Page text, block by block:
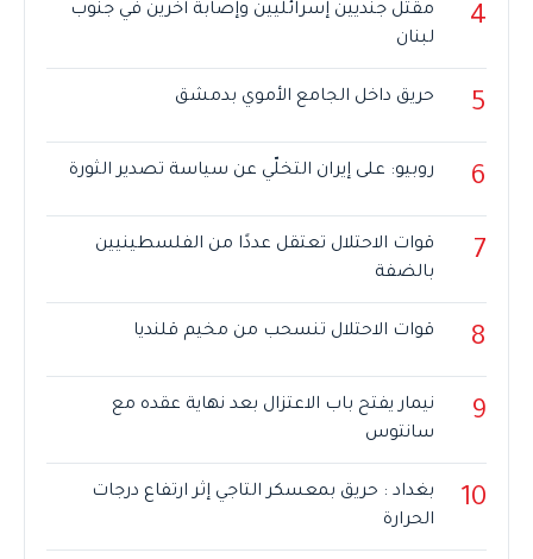
4
مقتل جنديين إسرائليين وإصابة آخرين في جنوب
لبنان
5 حريق داخل الجامع الأموي بدمشق
6 روبيو: على إيران التخلّي عن سياسة تصدير الثورة
7
قوات الاحتلال تعتقل عددًا من الفلسطينيين
بالضفة
8 قوات الاحتلال تنسحب من مخيم قلنديا
9
نيمار يفتح باب الاعتزال بعد نهاية عقده مع
سانتوس
10
بغداد : حريق بمعسكر التاجي إثر ارتفاع درجات
الحرارة